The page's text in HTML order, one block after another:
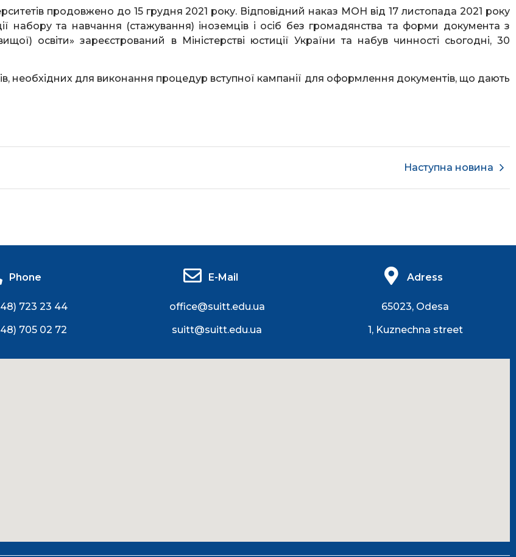
продовжено до 15 грудня 2021 року. Відповідний наказ МОН від 17 листопада 2021 року
набору та навчання (стажування) іноземців і осіб без громадянства та форми документа з
освіти» зареєстрований в Міністерстві юстиції України та набув чинності сьогодні, 30
необхідних для виконання процедур вступної кампанії для оформлення документів, що дають
Наступна новина
Phone
723 23 44
705 02 72
E-Mail
office@suitt.edu.ua
suitt@suitt.edu.ua
Adress
65023, Odesa
1, Kuznechna street